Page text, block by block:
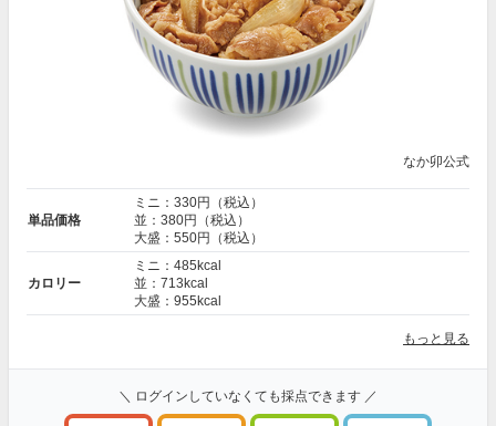
なか卯公式
単品価格
ミニ：330円（税込）
並：380円（税込）
大盛：550円（税込）
カロリー
ミニ：485kcal
並：713kcal
大盛：955kcal
もっと見る
＼ ログインしていなくても採点できます ／